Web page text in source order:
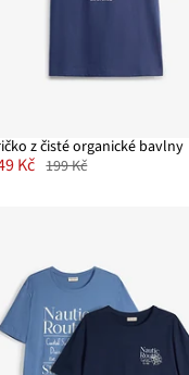
z čisté organické bavlny
Kč 199 Kč